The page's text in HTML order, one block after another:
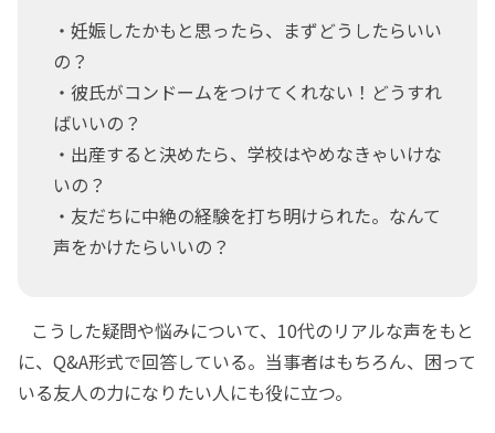
・妊娠したかもと思ったら、まずどうしたらいい
の？
・彼氏がコンドームをつけてくれない！どうすれ
ばいいの？
・出産すると決めたら、学校はやめなきゃいけな
いの？
・友だちに中絶の経験を打ち明けられた。なんて
声をかけたらいいの？
こうした疑問や悩みについて、10代のリアルな声をもと
に、Q&A形式で回答している。当事者はもちろん、困って
いる友人の力になりたい人にも役に立つ。